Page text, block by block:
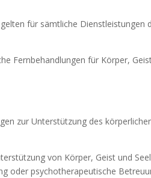
für sämtliche Dienstleistungen
Fernbehandlungen für Körper,
zur Unterstützung des
von Körper, Geist und
oder psychotherapeutische